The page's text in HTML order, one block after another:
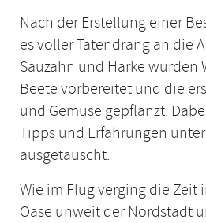
Nach der Erstellung einer
es voller Tatendrang an die
Sauzahn und Harke wurden
Beete vorbereitet und die
und Gemüse gepflanzt.
Tipps und Erfahrungen
ausgetauscht.
Wie im Flug verging die Zeit
Oase unweit der Nordstadt